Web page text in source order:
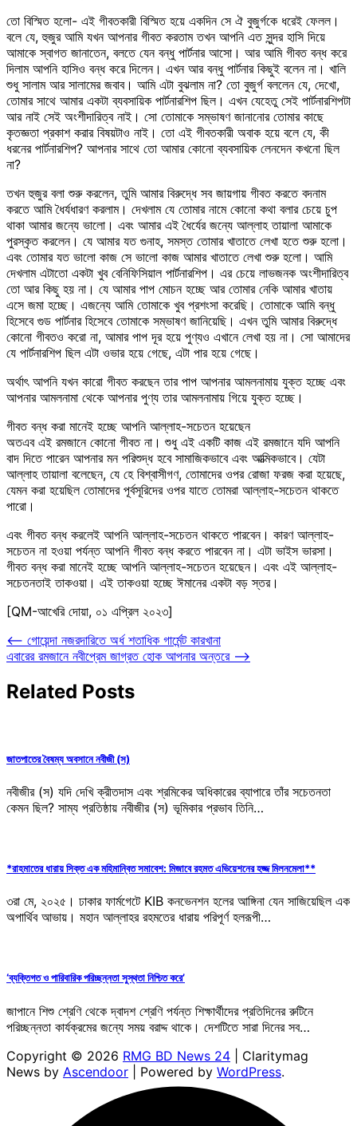
তো বিস্মিত হলো- এই গীবতকারী বিস্মিত হয়ে একদিন সে ঐ বুজুর্গকে ধরেই ফেলল।
বলে যে, হুজুর আমি যখন আপনার গীবত করতাম তখন আপনি এত সুন্দর হাসি দিয়ে
আমাকে স্বাগত জানাতেন, বলতে যেন বন্ধু পার্টনার আসো। আর আমি গীবত বন্ধ করে
দিলাম আপনি হাসিও বন্ধ করে দিলেন। এখন আর বন্ধু পার্টনার কিছুই বলেন না। খালি
শুধু সালাম আর সালামের জবাব। আমি এটা বুঝলাম না? তো বুজুর্গ বললেন যে, দেখো,
তোমার সাথে আমার একটা ব্যবসায়িক পার্টনারশিপ ছিল। এখন যেহেতু সেই পার্টনারশিপটা
আর নাই সেই অংশীদারিত্ব নাই। সো তোমাকে সম্ভাষণ জানানোর তোমার কাছে
কৃতজ্ঞতা প্রকাশ করার বিষয়টাও নাই। তো এই গীবতকারী অবাক হয়ে বলে যে, কী
ধরনের পার্টনারশিপ? আপনার সাথে তো আমার কোনো ব্যবসায়িক লেনদেন কখনো ছিল
না?
তখন হুজুর বলা শুরু করলেন, তুমি আমার বিরুদ্ধে সব জায়গায় গীবত করতে বদনাম
করতে আমি ধৈর্যধারণ করলাম। দেখলাম যে তোমার নামে কোনো কথা বলার চেয়ে চুপ
থাকা আমার জন্যে ভালো। এবং আমার এই ধৈর্যের জন্যে আল্লাহ তায়ালা আমাকে
পুরস্কৃত করলেন। যে আমার যত গুনাহ, সমস্ত তোমার খাতাতে লেখা হতে শুরু হলো।
এবং তোমার যত ভালো কাজ সে ভালো কাজ আমার খাতাতে লেখা শুরু হলো। আমি
দেখলাম এটাতো একটা খুব বেনিফিসিয়াল পার্টনারশিপ। এর চেয়ে লাভজনক অংশীদারিত্ব
তো আর কিছু হয় না। যে আমার পাপ মোচন হচ্ছে আর তোমার নেকি আমার খাতায়
এসে জমা হচ্ছে। এজন্যে আমি তোমাকে খুব প্রশংসা করেছি। তোমাকে আমি বন্ধু
হিসেবে গুড পার্টনার হিসেবে তোমাকে সম্ভাষণ জানিয়েছি। এখন তুমি আমার বিরুদ্ধে
কোনো গীবতও করো না, আমার পাপ দূর হয়ে পুণ্যও এখানে লেখা হয় না। সো আমাদের
যে পার্টনারশিপ ছিল এটা ওভার হয়ে গেছে, এটা পার হয়ে গেছে।
অর্থাৎ আপনি যখন কারো গীবত করছেন তার পাপ আপনার আমলনামায় যুক্ত হচ্ছে এবং
আপনার আমলনামা থেকে আপনার পুণ্য তার আমলনামায় গিয়ে যুক্ত হচ্ছে।
গীবত বন্ধ করা মানেই হচ্ছে আপনি আল্লাহ-সচেতন হয়েছেন
অতএব এই রমজানে কোনো গীবত না। শুধু এই একটি কাজ এই রমজানে যদি আপনি
বাদ দিতে পারেন আপনার মন পরিশুদ্ধ হবে সামাজিকভাবে এবং আত্মিকভাবে। যেটা
আল্লাহ তায়ালা বলেছেন, যে হে বিশ্বাসীগণ, তোমাদের ওপর রোজা ফরজ করা হয়েছে,
যেমন করা হয়েছিল তোমাদের পূর্বসূরিদের ওপর যাতে তোমরা আল্লাহ-সচেতন থাকতে
পারো।
এবং গীবত বন্ধ করলেই আপনি আল্লাহ-সচেতন থাকতে পারবেন। কারণ আল্লাহ-
সচেতন না হওয়া পর্যন্ত আপনি গীবত বন্ধ করতে পারবেন না। এটা ভাইস ভারসা।
গীবত বন্ধ করা মানেই হচ্ছে আপনি আল্লাহ-সচেতন হয়েছেন। এবং এই আল্লাহ-
সচেতনতাই তাকওয়া। এই তাকওয়া হচ্ছে ঈমানের একটা বড় স্তর।
[QM-আখেরি দোয়া, ০১ এপ্রিল ২০২৩]
Post
navigation
⟵ গোয়েন্দা নজরদারিতে অর্ধ শতাধিক গার্মেন্ট কারখানা
এবারের রমজানে নবীপ্রেম জাগ্রত হোক আপনার অন্তরে ⟶
Related Posts
জাতপাতের বৈষম্য অবসানে নবীজী (স)
নবীজীর (স) যদি দেখি ক্রীতদাস এবং শ্রমিকের অধিকারের ব্যাপারে তাঁর সচেতনতা
কেমন ছিল? সাম্য প্রতিষ্ঠায় নবীজীর (স) ভূমিকার প্রভাব তিনি…
*রাহমাতের ধারায় সিক্ত এক মহিমান্বিত সমাবেশ: মিজাবে রহমত এভিয়েশনের হজ্জ মিলনমেলা**
৩রা মে, ২০২৫। ঢাকার ফার্মগেটে KIB কনভেনশন হলের আঙ্গিনা যেন সাজিয়েছিল এক
অপার্থিব আভায়। মহান আল্লাহর রহমতের ধারায় পরিপূর্ণ হলরূপী…
‘ব্যক্তিগত ও পারিবারিক পরিচ্ছন্নতা সুস্থতা নিশ্চিত করে’
জাপানে শিশু শ্রেণি থেকে দ্বাদশ শ্রেণি পর্যন্ত শিক্ষার্থীদের প্রতিদিনের রুটিনে
পরিচ্ছন্নতা কার্যক্রমের জন্যে সময় বরাদ্দ থাকে। দেশটিতে সারা দিনের সব…
Copyright © 2026 RMG BD News 24 | Claritymag
News by Ascendoor | Powered by WordPress.